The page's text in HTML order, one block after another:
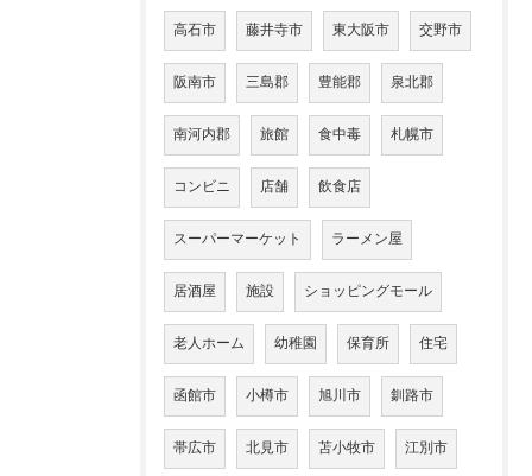
高石市 藤井寺市 東大阪市 交野市
阪南市 三島郡 豊能郡 泉北郡
南河内郡 旅館 食中毒 札幌市
コンビニ 店舗 飲食店
スーパーマーケット ラーメン屋
居酒屋 施設 ショッピングモール
老人ホーム 幼稚園 保育所 住宅
函館市 小樽市 旭川市 釧路市
帯広市 北見市 苫小牧市 江別市